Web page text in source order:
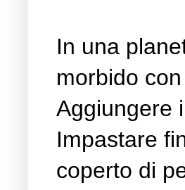
In una
morbido
Aggiungere
Impastare
coperto di